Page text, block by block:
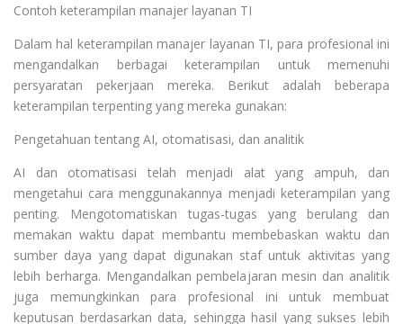
Contoh keterampilan manajer layanan TI
Dalam hal keterampilan manajer layanan TI, para profesional ini
mengandalkan berbagai keterampilan untuk memenuhi
persyaratan pekerjaan mereka. Berikut adalah beberapa
keterampilan terpenting yang mereka gunakan:
Pengetahuan tentang AI, otomatisasi, dan analitik
AI dan otomatisasi telah menjadi alat yang ampuh, dan
mengetahui cara menggunakannya menjadi keterampilan yang
penting. Mengotomatiskan tugas-tugas yang berulang dan
memakan waktu dapat membantu membebaskan waktu dan
sumber daya yang dapat digunakan staf untuk aktivitas yang
lebih berharga. Mengandalkan pembelajaran mesin dan analitik
juga memungkinkan para profesional ini untuk membuat
keputusan berdasarkan data, sehingga hasil yang sukses lebih